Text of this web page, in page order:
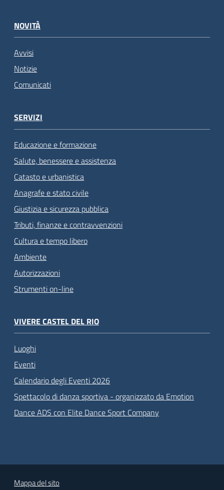
NOVITÀ
Avvisi
Notizie
Comunicati
SERVIZI
Educazione e formazione
Salute, benessere e assistenza
Catasto e urbanistica
Anagrafe e stato civile
Giustizia e sicurezza pubblica
Tributi, finanze e contravvenzioni
Cultura e tempo libero
Ambiente
Autorizzazioni
Strumenti on-line
VIVERE CASTEL DEL RIO
Luoghi
Eventi
Calendario degli Eventi 2026
Spettacolo di danza sportiva - organizzato da Emotion
Dance ADS con Elite Dance Sport Company
Mappa del sito